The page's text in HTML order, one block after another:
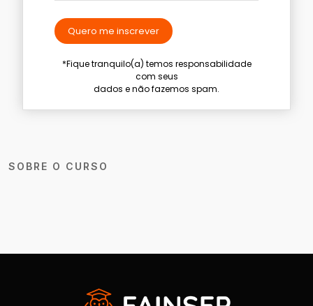
SOBRE O CURSO
Quero me inscrever
*Fique tranquilo(a) temos responsabilidade
com seus
dados e não fazemos spam.